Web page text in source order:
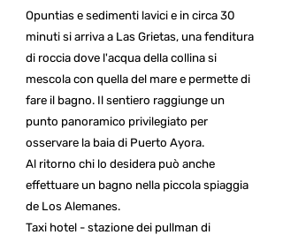
Opuntias e sedimenti lavici e in circa 30
minuti si arriva a Las Grietas, una fenditura
di roccia dove l'acqua della collina si
mescola con quella del mare e permette di
fare il bagno. Il sentiero raggiunge un
punto panoramico privilegiato per
osservare la baia di Puerto Ayora.
Al ritorno chi lo desidera può anche
effettuare un bagno nella piccola spiaggia
de Los Alemanes.
Taxi hotel - stazione dei pullman di